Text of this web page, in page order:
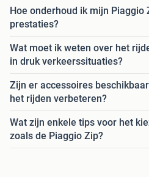
Hoe onderhoud ik mijn Piaggio
prestaties?
Wat moet ik weten over het
in druk verkeerssituaties?
Zijn er accessoires
het rijden verbeteren?
Wat zijn enkele tips voor het
zoals de Piaggio Zip?